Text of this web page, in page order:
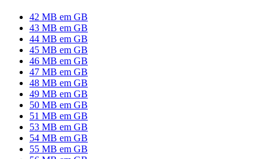
42 MB em GB
43 MB em GB
44 MB em GB
45 MB em GB
46 MB em GB
47 MB em GB
48 MB em GB
49 MB em GB
50 MB em GB
51 MB em GB
53 MB em GB
54 MB em GB
55 MB em GB